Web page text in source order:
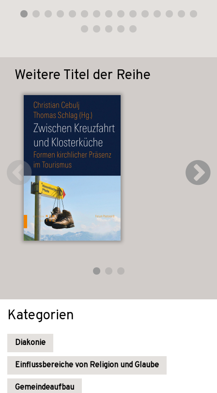
Weitere Titel der Reihe
Kategorien
Diakonie
Einflussbereiche von Religion und Glaube
Gemeindeaufbau